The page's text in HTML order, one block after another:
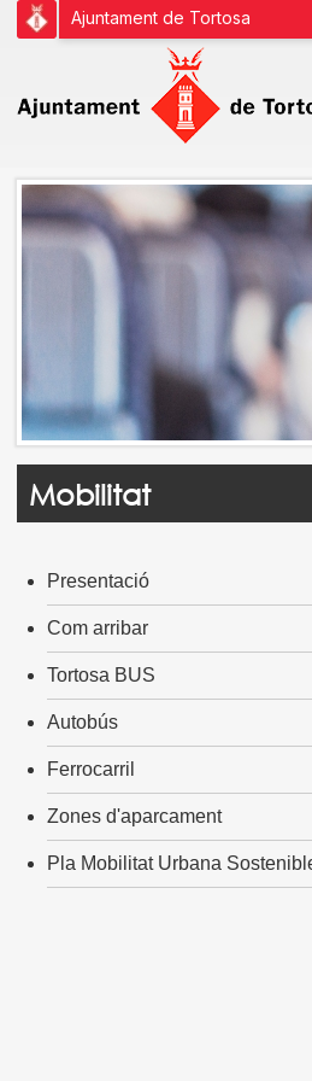
Ajuntament de Tortosa
Mobilitat
Presentació
Com arribar
Tortosa BUS
Autobús
Ferrocarril
Zones d'aparcament
Pla Mobilitat Urbana